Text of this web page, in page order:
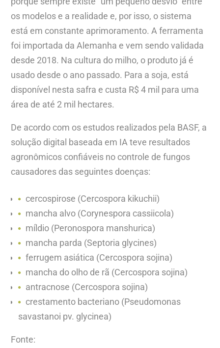
os modelos e a realidade e, por isso, o sistema
está em constante aprimoramento. A ferramenta
foi importada da Alemanha e vem sendo validada
desde 2018. Na cultura do milho, o produto já é
usado desde o ano passado. Para a soja, está
disponível nesta safra e custa R$ 4 mil para uma
área de até 2 mil hectares.
De acordo com os estudos realizados pela BASF, a
solução digital baseada em IA teve resultados
agronômicos confiáveis no controle de fungos
causadores das seguintes doenças:
cercospirose (Cercospora kikuchii)
mancha alvo (Corynespora cassiicola)
míldio (Peronospora manshurica)
mancha parda (Septoria glycines)
ferrugem asiática (Cercospora sojina)
mancha do olho de rã (Cercospora sojina)
antracnose (Cercospora sojina)
crestamento bacteriano (Pseudomonas
savastanoi pv. glycinea)
Fonte: